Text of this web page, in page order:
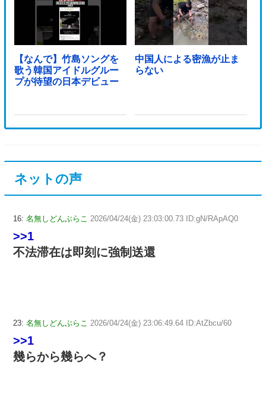
【なんで】竹島ソングを
歌う韓国アイドルグルー
プが待望の日本デビュー
中国人による密漁が止ま
らない
ネットの声
16: 名無しどんぶらこ 2026/04/24(金) 23:03:00.73 ID:gN/RApAQ0
>>1
不法滞在は即刻に強制送還
23: 名無しどんぶらこ 2026/04/24(金) 23:06:49.64 ID:AtZbcu/60
>>1
幾らから幾らへ？